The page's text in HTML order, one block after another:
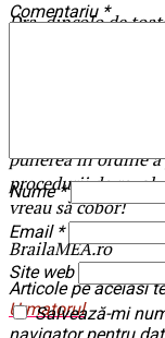
Dra, dincolo de
consilierii
nepregătiți, fie știu
Oricare din aceste
punerea în ordine
procedurii de
vreau să cobor!
BrailaMEA.ro
Articole pe aceiasi
Urmatorul
Comentariu *
Nume*
Email *
Site web
Salvează-mi